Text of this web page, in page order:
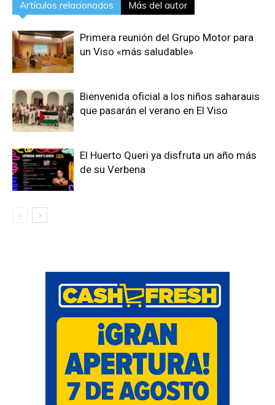
Artículos relacionados Más del autor
Primera reunión del Grupo Motor para
un Viso «más saludable»
Bienvenida oficial a los niños saharauis
que pasarán el verano en El Viso
El Huerto Queri ya disfruta un año más
de su Verbena